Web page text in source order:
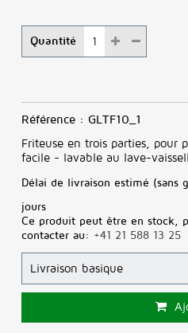
Quantité
Référence : GLTF10_1
Friteuse en trois parties, pour
facile - lavable au lave-
Délai de livraison estimé (sans
jours
Ce produit peut être en stock,
contacter au: +41 21 588 13 25